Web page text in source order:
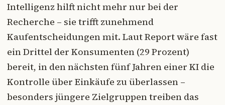
Intelligenz hilft nicht mehr nur bei der
Recherche – sie trifft zunehmend
Kaufentscheidungen mit. Laut Report wäre fast
ein Drittel der Konsumenten (29 Prozent)
bereit, in den nächsten fünf Jahren einer KI die
Kontrolle über Einkäufe zu überlassen –
besonders jüngere Zielgruppen treiben das